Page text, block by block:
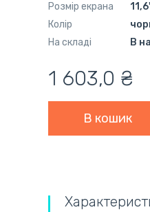
Розмір екрана
Колір
На складі
В
1 603,0 ₴